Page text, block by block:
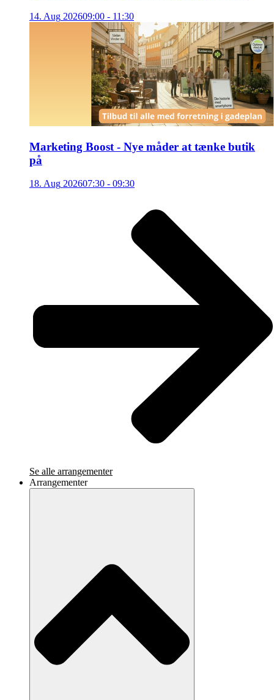
14. Aug 202609:00 - 11:30
Marketing Boost - Nye måder at tænke butik
på
18. Aug 202607:30 - 09:30
Se alle arrangementer
Arrangementer